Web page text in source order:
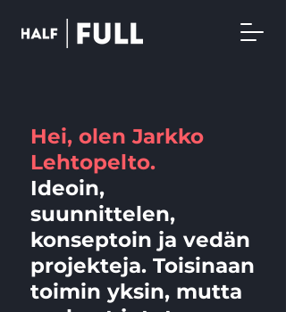
Hei, olen Jarkko
Lehtopelto.
Ideoin,
suunnittelen,
konseptoin ja vedän
projekteja. Toisinaan
toimin yksin, mutta